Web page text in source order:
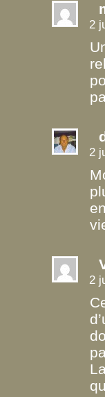
2
2
2